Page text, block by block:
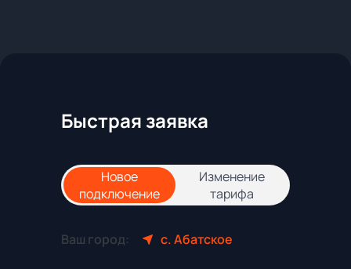
Быстрая заявка
Новое
подключение
Изменение
тарифа
Ваш город: с. Абатское